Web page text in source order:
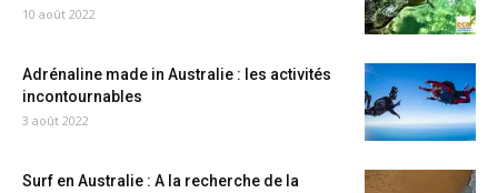
10 août 2022
Adrénaline made in Australie : les activités
incontournables
3 août 2022
Surf en Australie : A la recherche de la